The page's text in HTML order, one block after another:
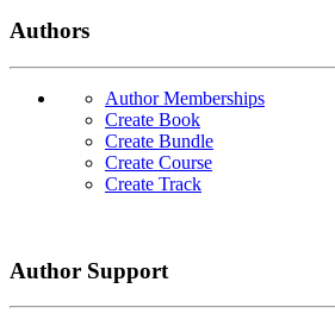
Authors
Author Memberships
Create Book
Create Bundle
Create Course
Create Track
Author Support